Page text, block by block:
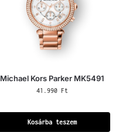
Michael Kors Parker MK5491
41.990 Ft
Kosárba teszem